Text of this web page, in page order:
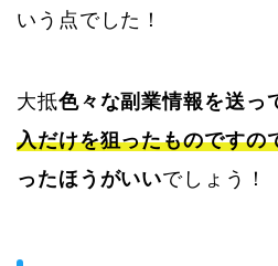
いう点でした！
大抵色々な副業情報を送っ
入だけを狙ったものですの
ったほうがいいでしょう！